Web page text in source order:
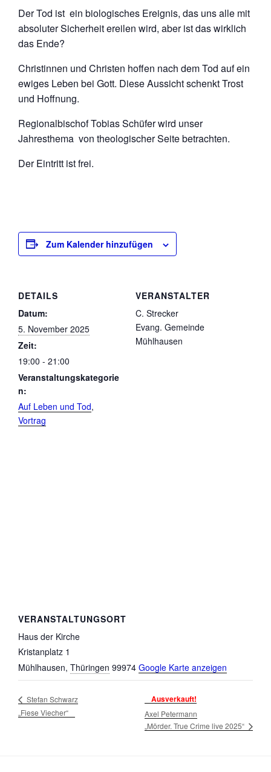
Der Tod ist ein biologisches Ereignis, das uns alle mit
absoluter Sicherheit ereilen wird, aber ist das wirklich
das Ende?
Christinnen und Christen hoffen nach dem Tod auf ein
ewiges Leben bei Gott. Diese Aussicht schenkt Trost
und Hoffnung.
Regionalbischof Tobias Schüfer wird unser
Jahresthema von theologischer Seite betrachten.
Der Eintritt ist frei.
Zum Kalender hinzufügen
DETAILS
Datum:
5. November 2025
Zeit:
19:00 - 21:00
Veranstaltungskategorie
n:
Auf Leben und Tod,
Vortrag
VERANSTALTER
C. Strecker
Evang. Gemeinde
Mühlhausen
VERANSTALTUNGSORT
Haus der Kirche
Kristanplatz 1
Mühlhausen, Thüringen 99974 Google Karte anzeigen
Stefan Schwarz
„Fiese Viecher“
Ausverkauft!
Axel Petermann
„Mörder. True Crime live 2025“